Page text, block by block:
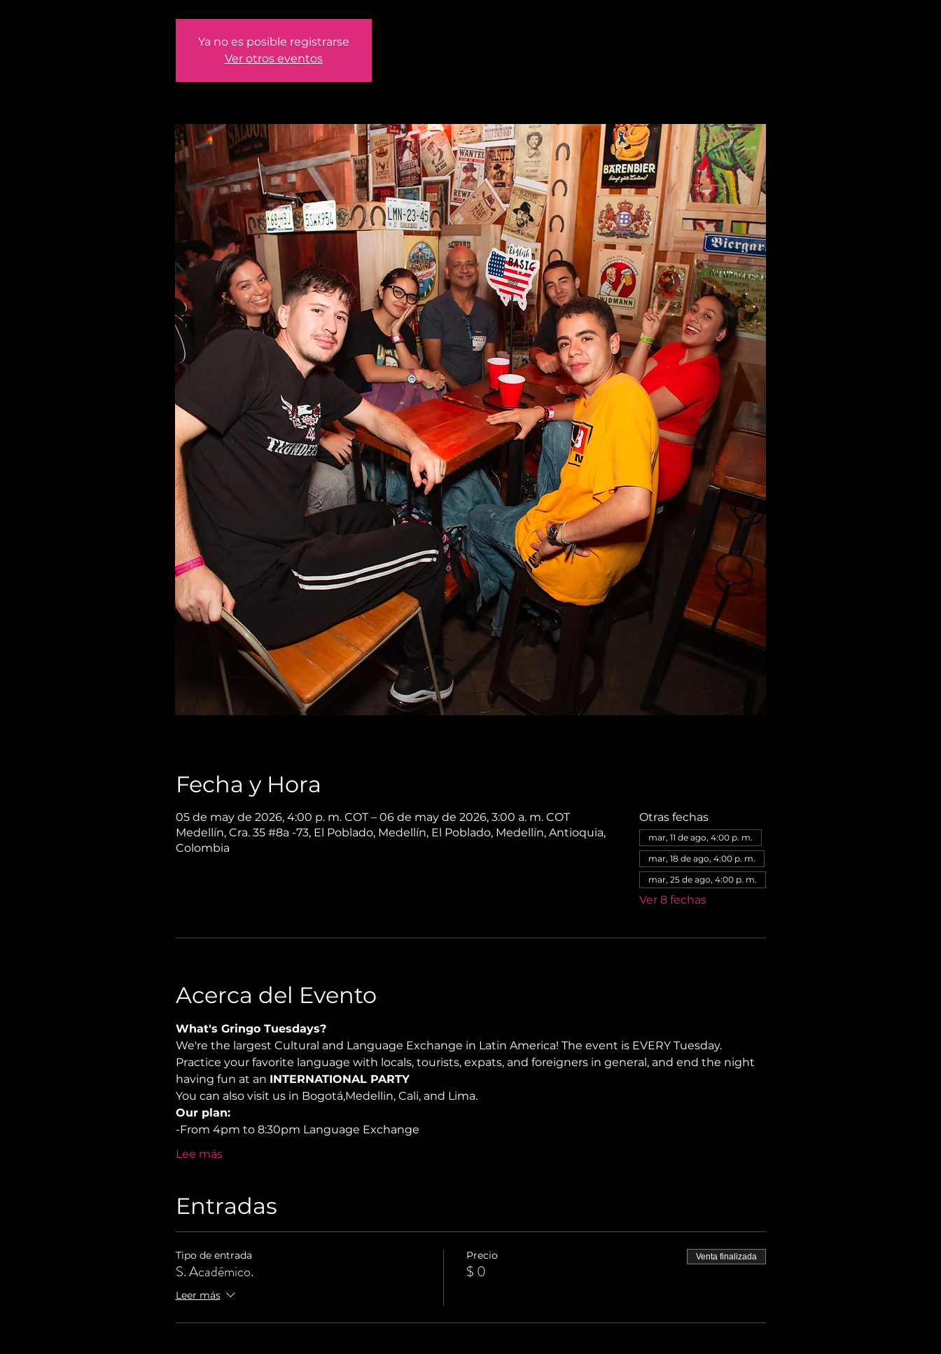
Ya no es posible registrarse
Ver otros eventos
Fecha y Hora
05 de may de 2026, 4:00 p. m. COT – 06 de may de 2026, 3:00 a. m. COT
Medellín, Cra. 35 #8a -73, El Poblado, Medellín, El Poblado, Medellín, Antioquia,
Colombia
Otras fechas
mar, 11 de ago, 4:00 p. m.
mar, 18 de ago, 4:00 p. m.
mar, 25 de ago, 4:00 p. m.
Ver 8 fechas
Acerca del Evento
What's Gringo Tuesdays?
We're the largest Cultural and Language Exchange in Latin America! The event is EVERY Tuesday.
Practice your favorite language with locals, tourists, expats, and foreigners in general, and end the night
having fun at an INTERNATIONAL PARTY
You can also visit us in Bogotá,Medellin, Cali, and Lima.
Our plan:
-From 4pm to 8:30pm Language Exchange
Lee más
Entradas
Tipo de entrada
S. Académico.
Leer más
Precio
$ 0
Venta finalizada